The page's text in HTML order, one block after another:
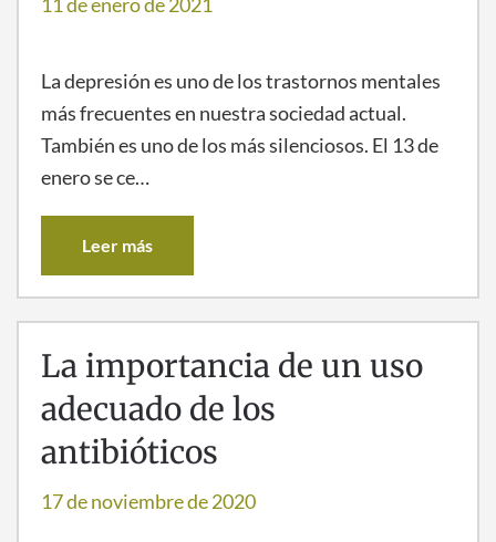
La depresión es uno de los trastornos mentales
más frecuentes en nuestra sociedad actual.
También es uno de los más silenciosos. El 13 de
enero se ce…
Leer más
La importancia de un uso
adecuado de los
antibióticos
17 de noviembre de 2020